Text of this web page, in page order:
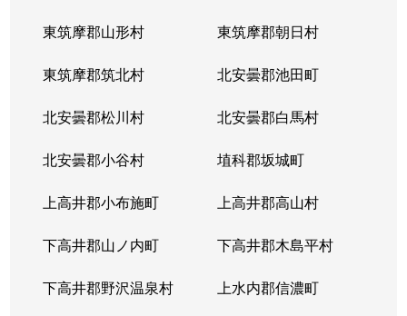
東筑摩郡山形村 東筑摩郡朝日村
東筑摩郡筑北村 北安曇郡池田町
北安曇郡松川村 北安曇郡白馬村
北安曇郡小谷村 埴科郡坂城町
上高井郡小布施町 上高井郡高山村
下高井郡山ノ内町 下高井郡木島平村
下高井郡野沢温泉村 上水内郡信濃町